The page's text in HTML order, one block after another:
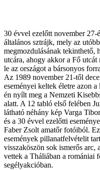
30 évvel ezelőtt november 27-
általános sztrájk, mely az
megmozdulásának tekinthető,
utcára, ahogy akkor a Fő
le az országot a bársonyos
Az 1989 november 21-től
eseményei keltek életre azon
én nyílt meg a Nemzeti
alatt. A 12 tabló első felében
látható néhány kép Varga
és a 30 évvel ezelőtti
Faber Zsolt amatőr fotóiból.
események pillanatfelvételit
visszaköszön sok ismerős
vettek a Tháliában a romániai
segélyakcióban.